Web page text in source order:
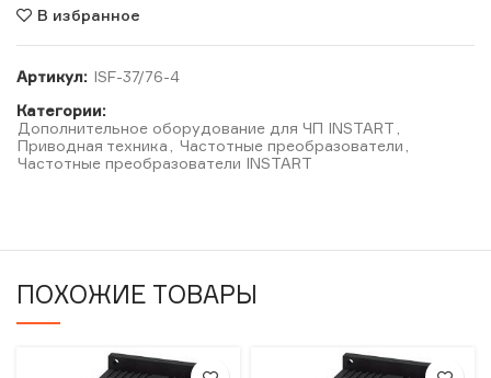
В избранное
Артикул: ISF-37/76-4
Категории:
Дополнительное оборудование для ЧП INSTART
Приводная техника
Частотные преобразователи
Частотные преобразователи INSTART
ПОХОЖИЕ ТОВАРЫ